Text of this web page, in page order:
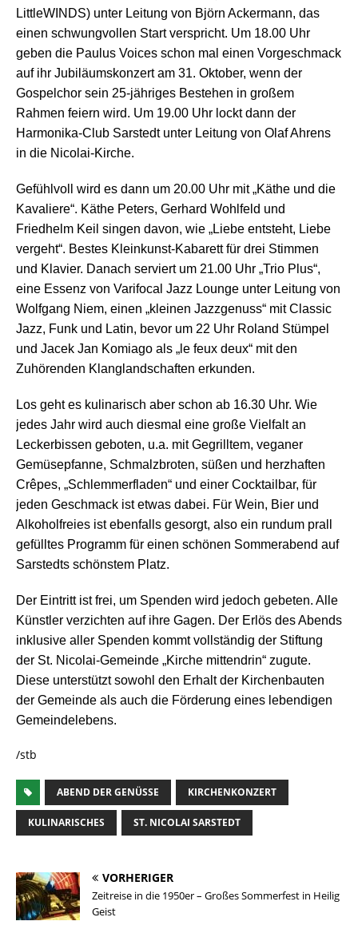
LittleWINDS) unter Leitung von Björn Ackermann, das
einen schwungvollen Start verspricht. Um 18.00 Uhr
geben die Paulus Voices schon mal einen Vorgeschmack
auf ihr Jubiläumskonzert am 31. Oktober, wenn der
Gospelchor sein 25-jähriges Bestehen in großem
Rahmen feiern wird. Um 19.00 Uhr lockt dann der
Harmonika-Club Sarstedt unter Leitung von Olaf Ahrens
in die Nicolai-Kirche.
Gefühlvoll wird es dann um 20.00 Uhr mit „Käthe und die
Kavaliere“. Käthe Peters, Gerhard Wohlfeld und
Friedhelm Keil singen davon, wie „Liebe entsteht, Liebe
vergeht“. Bestes Kleinkunst-Kabarett für drei Stimmen
und Klavier. Danach serviert um 21.00 Uhr „Trio Plus“,
eine Essenz von Varifocal Jazz Lounge unter Leitung von
Wolfgang Niem, einen „kleinen Jazzgenuss“ mit Classic
Jazz, Funk und Latin, bevor um 22 Uhr Roland Stümpel
und Jacek Jan Komiago als „le feux deux“ mit den
Zuhörenden Klanglandschaften erkunden.
Los geht es kulinarisch aber schon ab 16.30 Uhr. Wie
jedes Jahr wird auch diesmal eine große Vielfalt an
Leckerbissen geboten, u.a. mit Gegrilltem, veganer
Gemüsepfanne, Schmalzbroten, süßen und herzhaften
Crêpes, „Schlemmerfladen“ und einer Cocktailbar, für
jeden Geschmack ist etwas dabei. Für Wein, Bier und
Alkoholfreies ist ebenfalls gesorgt, also ein rundum prall
gefülltes Programm für einen schönen Sommerabend auf
Sarstedts schönstem Platz.
Der Eintritt ist frei, um Spenden wird jedoch gebeten. Alle
Künstler verzichten auf ihre Gagen. Der Erlös des Abends
inklusive aller Spenden kommt vollständig der Stiftung
der St. Nicolai-Gemeinde „Kirche mittendrin“ zugute.
Diese unterstützt sowohl den Erhalt der Kirchenbauten
der Gemeinde als auch die Förderung eines lebendigen
Gemeindelebens.
/stb
ABEND DER GENÜSSE KIRCHENKONZERT
KULINARISCHES ST. NICOLAI SARSTEDT
VORHERIGER
Zeitreise in die 1950er – Großes Sommerfest in Heilig
Geist